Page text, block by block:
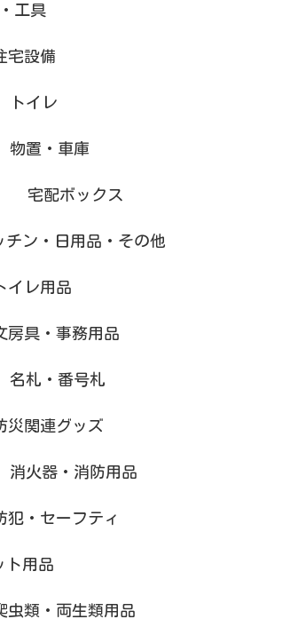
工具
宅設備
トイレ
物置・車庫
宅配ボックス
チン・日用品・その他
イレ用品
房具・事務用品
名札・番号札
災関連グッズ
消火器・消防用品
犯・セーフティ
ト用品
虫類・両生類用品